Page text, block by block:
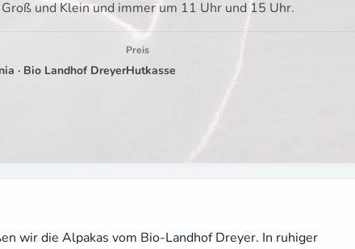
und Klein und immer um 11 Uhr und 15 Uhr.
· Bio Landhof Dreyer
Preis
Hutkasse
wir die Alpakas vom Bio-Landhof Dreyer. In ruhiger